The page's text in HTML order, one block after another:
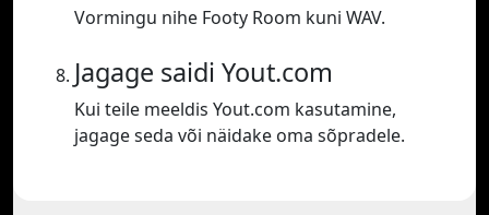
Vormingu nihe Footy Room kuni WAV.
Jagage saidi Yout.com
Kui teile meeldis Yout.com kasutamine,
jagage seda või näidake oma sõpradele.